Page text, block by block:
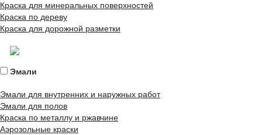
Краска для минеральных поверхностей
Краска по дереву
Краска для дорожной разметки
Эмали
Эмали для внутренних и наружных работ
Эмали для полов
Краска по металлу и ржавчине
Аэрозольные краски